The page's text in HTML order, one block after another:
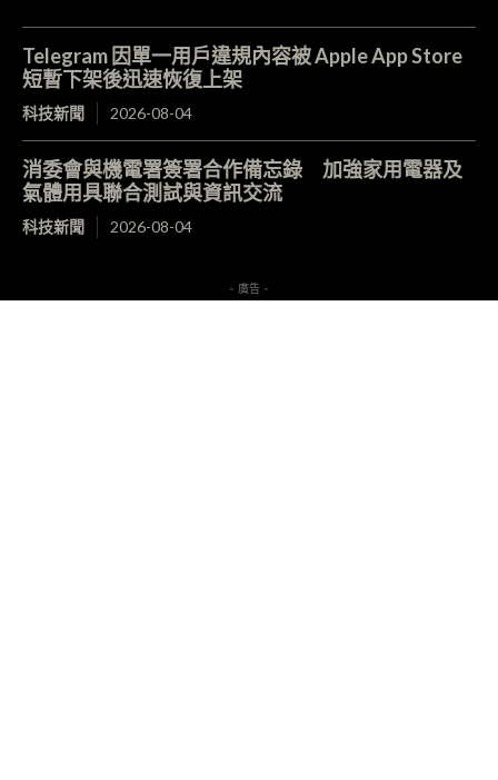
Telegram 因單一用戶違規內容被 Apple App Store
短暫下架後迅速恢復上架
科技新聞 2026-08-04
消委會與機電署簽署合作備忘錄 加強家用電器及
氣體用具聯合測試與資訊交流
科技新聞 2026-08-04
- 廣告 -